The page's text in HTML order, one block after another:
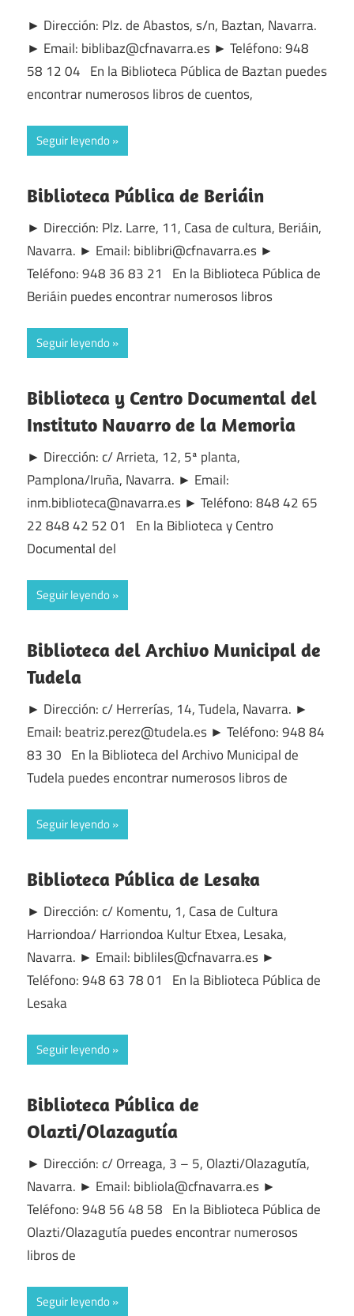
► Dirección: Plz. de Abastos, s/n, Baztan, Navarra.
► Email: biblibaz@cfnavarra.es ► Teléfono: 948
58 12 04 En la Biblioteca Pública de Baztan puedes
encontrar numerosos libros de cuentos,
Seguir leyendo
Biblioteca Pública de Beriáin
► Dirección: Plz. Larre, 11, Casa de cultura, Beriáin,
Navarra. ► Email: biblibri@cfnavarra.es ►
Teléfono: 948 36 83 21 En la Biblioteca Pública de
Beriáin puedes encontrar numerosos libros
Seguir leyendo
Biblioteca y Centro Documental del
Instituto Navarro de la Memoria
► Dirección: c/ Arrieta, 12, 5ª planta,
Pamplona/Iruña, Navarra. ► Email:
inm.biblioteca@navarra.es ► Teléfono: 848 42 65
22 848 42 52 01 En la Biblioteca y Centro
Documental del
Seguir leyendo
Biblioteca del Archivo Municipal de
Tudela
► Dirección: c/ Herrerías, 14, Tudela, Navarra. ►
Email: beatriz.perez@tudela.es ► Teléfono: 948 84
83 30 En la Biblioteca del Archivo Municipal de
Tudela puedes encontrar numerosos libros de
Seguir leyendo
Biblioteca Pública de Lesaka
► Dirección: c/ Komentu, 1, Casa de Cultura
Harriondoa/ Harriondoa Kultur Etxea, Lesaka,
Navarra. ► Email: bibliles@cfnavarra.es ►
Teléfono: 948 63 78 01 En la Biblioteca Pública de
Lesaka
Seguir leyendo
Biblioteca Pública de
Olazti/Olazagutía
► Dirección: c/ Orreaga, 3 – 5, Olazti/Olazagutía,
Navarra. ► Email: bibliola@cfnavarra.es ►
Teléfono: 948 56 48 58 En la Biblioteca Pública de
Olazti/Olazagutía puedes encontrar numerosos
libros de
Seguir leyendo